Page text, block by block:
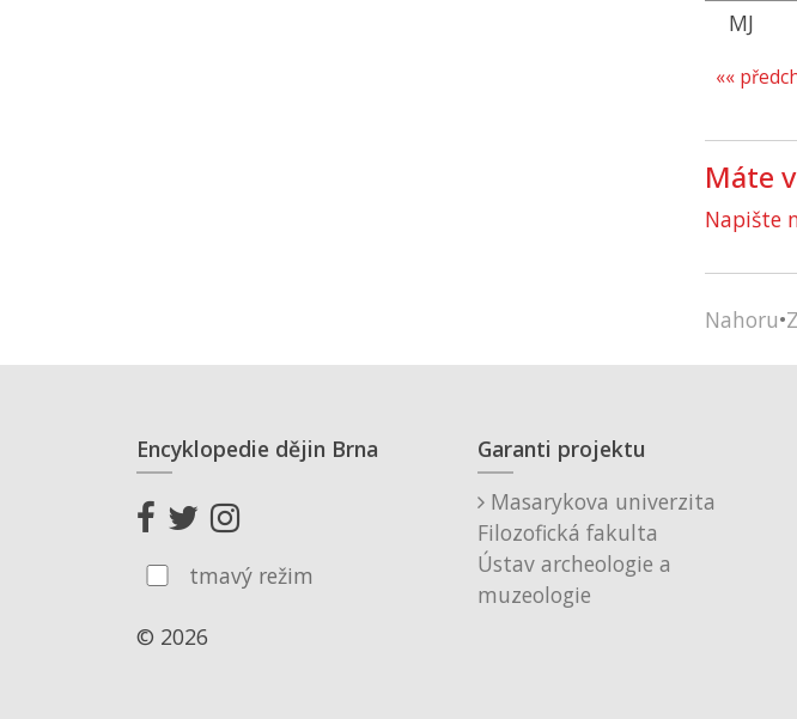
MJ
««
Máte
Napište
Nahoru•
Encyklopedie dějin Brna
tmavý režim
© 2026
Garanti projektu
Masarykova univerzita
Filozofická fakulta
Ústav archeologie a
muzeologie